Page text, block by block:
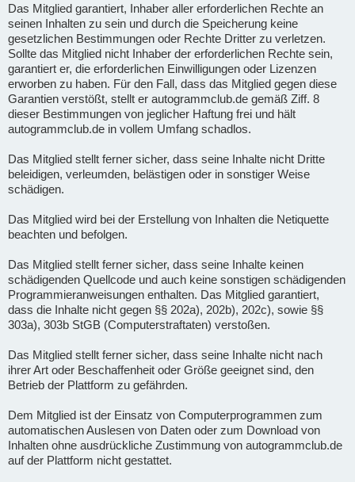
Das Mitglied garantiert, Inhaber aller erforderlichen Rechte an
seinen Inhalten zu sein und durch die Speicherung keine
gesetzlichen Bestimmungen oder Rechte Dritter zu verletzen.
Sollte das Mitglied nicht Inhaber der erforderlichen Rechte sein,
garantiert er, die erforderlichen Einwilligungen oder Lizenzen
erworben zu haben. Für den Fall, dass das Mitglied gegen diese
Garantien verstößt, stellt er autogrammclub.de gemäß Ziff. 8
dieser Bestimmungen von jeglicher Haftung frei und hält
autogrammclub.de in vollem Umfang schadlos.
Das Mitglied stellt ferner sicher, dass seine Inhalte nicht Dritte
beleidigen, verleumden, belästigen oder in sonstiger Weise
schädigen.
Das Mitglied wird bei der Erstellung von Inhalten die Netiquette
beachten und befolgen.
Das Mitglied stellt ferner sicher, dass seine Inhalte keinen
schädigenden Quellcode und auch keine sonstigen schädigenden
Programmieranweisungen enthalten. Das Mitglied garantiert,
dass die Inhalte nicht gegen §§ 202a), 202b), 202c), sowie §§
303a), 303b StGB (Computerstraftaten) verstoßen.
Das Mitglied stellt ferner sicher, dass seine Inhalte nicht nach
ihrer Art oder Beschaffenheit oder Größe geeignet sind, den
Betrieb der Plattform zu gefährden.
Dem Mitglied ist der Einsatz von Computerprogrammen zum
automatischen Auslesen von Daten oder zum Download von
Inhalten ohne ausdrückliche Zustimmung von autogrammclub.de
auf der Plattform nicht gestattet.